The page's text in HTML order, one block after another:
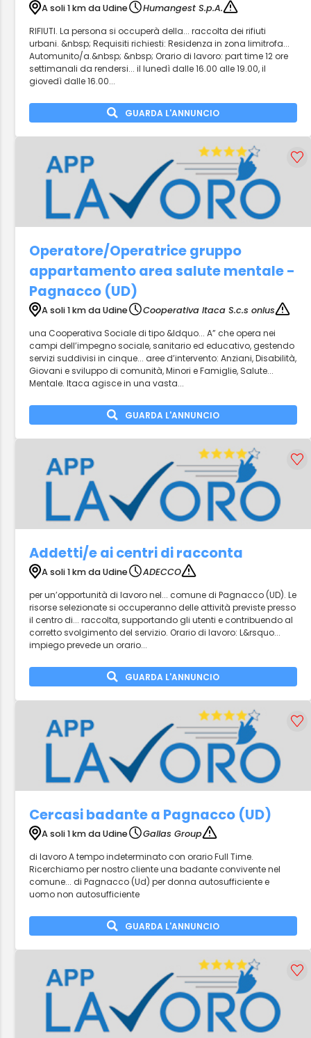
A soli 1 km da Udine
Humangest S.p.A.
RIFIUTI. La persona si occuperà della... raccolta dei rifiuti
urbani. &nbsp; Requisiti richiesti: Residenza in zona limitrofa...
Automunito/a.&nbsp; &nbsp; Orario di lavoro: part time 12 ore
settimanali da rendersi... il lunedì dalle 16.00 alle 19.00, il
giovedì dalle 16.00...
GUARDA L'ANNUNCIO
Operatore/Operatrice gruppo
appartamento area salute mentale -
Pagnacco (UD)
A soli 1 km da Udine
Cooperativa Itaca S.c.s onlus
una Cooperativa Sociale di tipo &ldquo... A” che opera nei
campi dell’impegno sociale, sanitario ed educativo, gestendo
servizi suddivisi in cinque... aree d’intervento: Anziani, Disabilità,
Giovani e sviluppo di comunità, Minori e Famiglie, Salute...
Mentale. Itaca agisce in una vasta...
GUARDA L'ANNUNCIO
Addetti/e ai centri di racconta
A soli 1 km da Udine
ADECCO
per un’opportunità di lavoro nel... comune di Pagnacco (UD). Le
risorse selezionate si occuperanno delle attività previste presso
il centro di... raccolta, supportando gli utenti e contribuendo al
corretto svolgimento del servizio. Orario di lavoro: L&rsquo...
impiego prevede un orario...
GUARDA L'ANNUNCIO
Cercasi badante a Pagnacco (UD)
A soli 1 km da Udine
Gallas Group
di lavoro A tempo indeterminato con orario Full Time.
Ricerchiamo per nostro cliente una badante convivente nel
comune... di Pagnacco (Ud) per donna autosufficiente e
uomo non autosufficiente
GUARDA L'ANNUNCIO